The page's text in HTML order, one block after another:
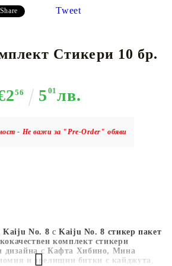
Share Tweet
Стикери 10 бр.
56 5 01 лв.
- Не важи за "Pre-Order" обяви
Kaiju No. 8 сKaiju No. 8 стикер пакет
комплект стикери
дизайнас Кафта Хибино, Мина
и зрелищни битки с кайджута